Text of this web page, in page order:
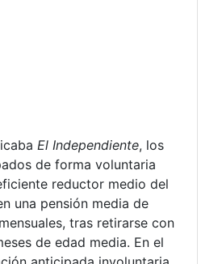
El Independiente, los
de forma voluntaria
reductor medio del
una pensión media de
tras retirarse con
de edad media. En el